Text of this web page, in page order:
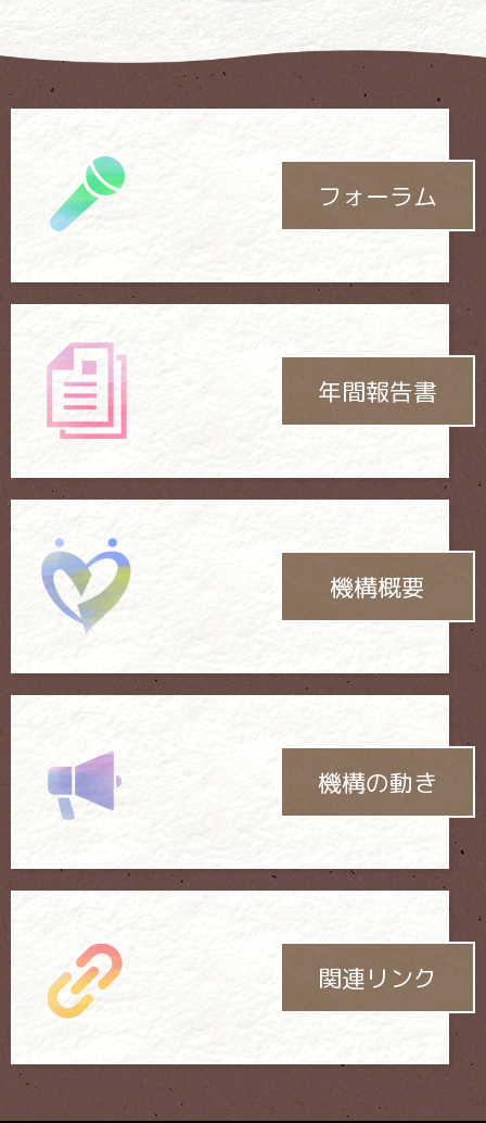
もっとも優れた活動には、
「社会貢献大賞」が
フォーラム
年間報告書
機構概要
機構の動き
関連リンク